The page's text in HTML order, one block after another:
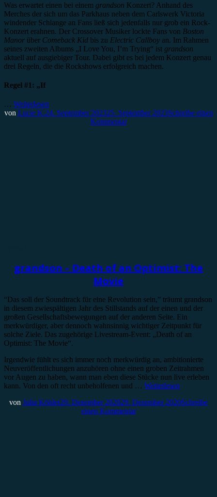
Was erwartet einen bei einem grandson Konzert? Anhand des
Merches der sich um das Parkhaus neben dem Carlswerk Victoria
windender Schlange an Fans ließ sich jedenfalls nur grob ein Rock-
Konzert erahnen. Der Crossover Musiker lockte Fans von Boston
Manor über Comeback Kid bis zu Electric Callboy an. Im Rahmen
seines zweiten Albums „I Love You, I’m Trying“ ist grandson
aktuell auf ausgiebiger Tour. Dabei gibt es bei jedem Konzert genau
drei Regeln, die die Rockshows erfolgreich machen.
Regel #1: „If
… Weiterlesen
von Lucie K.24. September 202325. September 2023Schreibe einen
Kommentar
grandson – Death of an Optimist: The
Movie
“Das soll der Soundtrack für eine Revolution sein,” träumt grandson
in diesem zwiespältigen Jahr des Stillstands auf der einen und der
großen Gesellschaftsbewegungen auf der anderen Seite. Ein
merkwürdiger, aber dennoch wahnsinnig wichtiger Zeitpunkt für
solche Ziele. Das zugehörige Livestream-Event: „Death of an
Optimist: The Movie“.
Irgendwie fühlt es sich immer noch merkwürdig an, ambitionierte
Neuveröffentlichungen anzuhören ohne einen groben Zeitrahmen
vor Augen zu haben, wann man eben diese Stücke nun live erleben
kann. Von den oft recht unbeholfenen und … Weiterlesen
von Julia Köhler29. Dezember 202029. Dezember 2020Schreibe
einen Kommentar